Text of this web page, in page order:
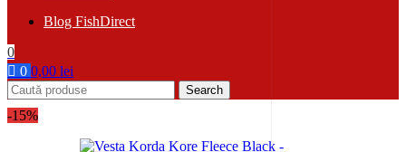
Blog FishDirect
0
0 0,00 lei
Search
-15%